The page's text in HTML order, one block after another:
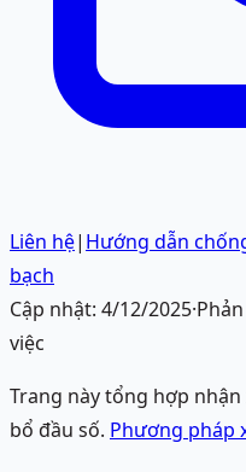
Liên hệ| Hướng dẫn
bạch
Cập nhật: 4/12/2025·
việc
Trang này tổng hợp
bổ đầu số. Phương pháp